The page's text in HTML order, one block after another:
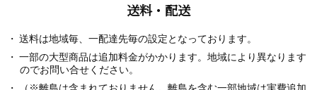
送料・配送
送料は地域毎、一配達先毎の設定となっております。
一部の大型商品は追加料金がかかります。地域により異なります
のでお問い合せください。